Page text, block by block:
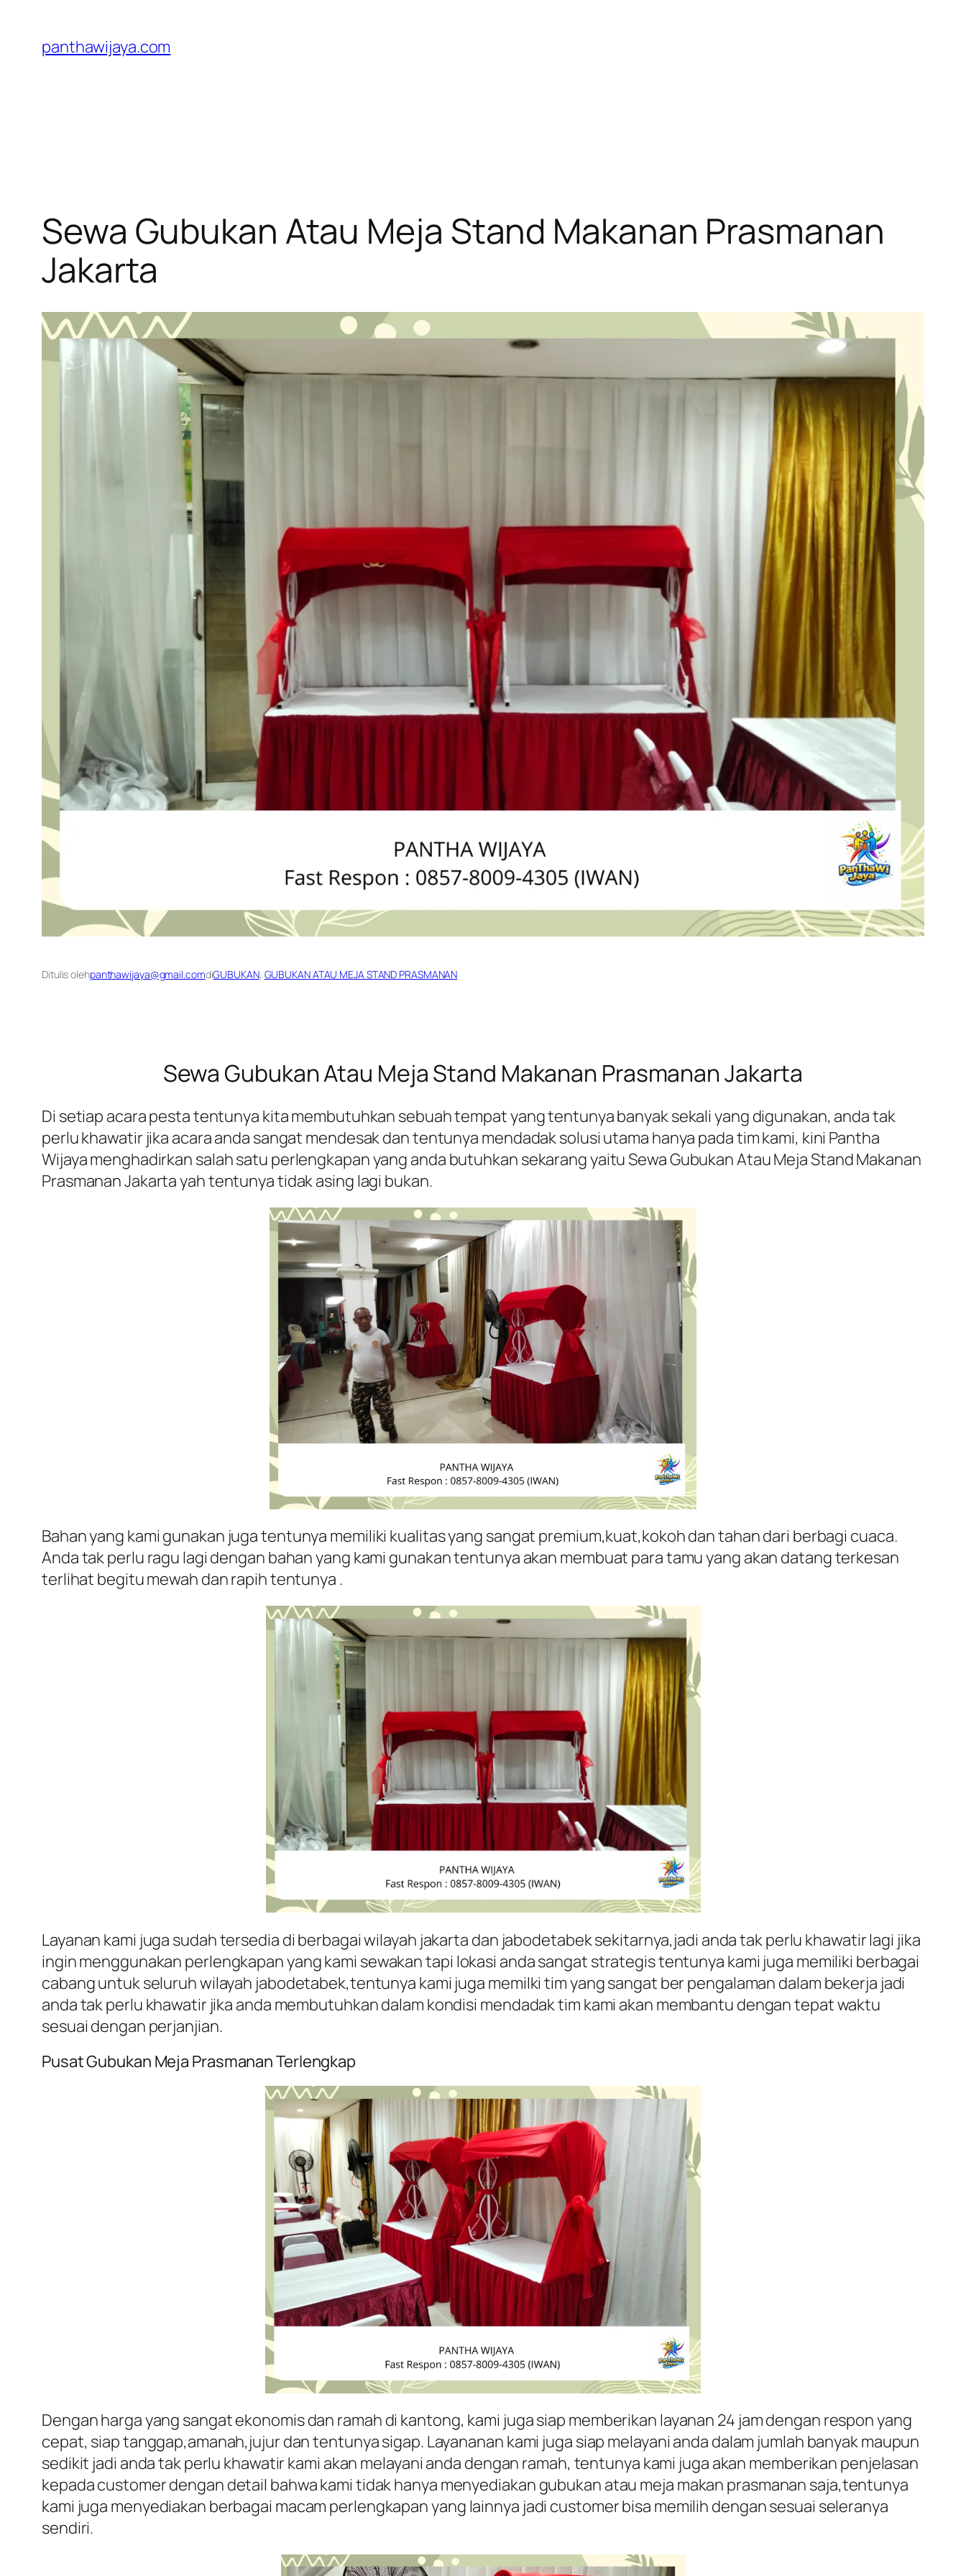
konten
panthawijaya.com
Sewa Gubukan Atau Meja Stand Makanan Prasmanan
Jakarta
Ditulis olehpanthawijaya@gmail.comdiGUBUKAN, GUBUKAN ATAU MEJA STAND PRASMANAN
Sewa Gubukan Atau Meja Stand Makanan Prasmanan Jakarta
Di setiap acara pesta tentunya kita membutuhkan sebuah tempat yang tentunya banyak sekali yang digunakan, anda tak
perlu khawatir jika acara anda sangat mendesak dan tentunya mendadak solusi utama hanya pada tim kami, kini Pantha
Wijaya menghadirkan salah satu perlengkapan yang anda butuhkan sekarang yaitu Sewa Gubukan Atau Meja Stand Makanan
Prasmanan Jakarta yah tentunya tidak asing lagi bukan.
Bahan yang kami gunakan juga tentunya memiliki kualitas yang sangat premium,kuat,kokoh dan tahan dari berbagi cuaca.
Anda tak perlu ragu lagi dengan bahan yang kami gunakan tentunya akan membuat para tamu yang akan datang terkesan
terlihat begitu mewah dan rapih tentunya .
Layanan kami juga sudah tersedia di berbagai wilayah jakarta dan jabodetabek sekitarnya,jadi anda tak perlu khawatir lagi jika
ingin menggunakan perlengkapan yang kami sewakan tapi lokasi anda sangat strategis tentunya kami juga memiliki berbagai
cabang untuk seluruh wilayah jabodetabek,tentunya kami juga memilki tim yang sangat ber pengalaman dalam bekerja jadi
anda tak perlu khawatir jika anda membutuhkan dalam kondisi mendadak tim kami akan membantu dengan tepat waktu
sesuai dengan perjanjian.
Pusat Gubukan Meja Prasmanan Terlengkap
Dengan harga yang sangat ekonomis dan ramah di kantong, kami juga siap memberikan layanan 24 jam dengan respon yang
cepat, siap tanggap,amanah,jujur dan tentunya sigap. Layananan kami juga siap melayani anda dalam jumlah banyak maupun
sedikit jadi anda tak perlu khawatir kami akan melayani anda dengan ramah, tentunya kami juga akan memberikan penjelasan
kepada customer dengan detail bahwa kami tidak hanya menyediakan gubukan atau meja makan prasmanan saja,tentunya
kami juga menyediakan berbagai macam perlengkapan yang lainnya jadi customer bisa memilih dengan sesuai seleranya
sendiri.